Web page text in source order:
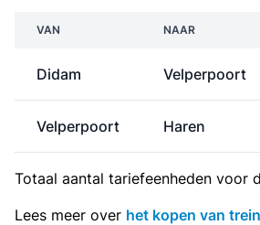
VAN NAAR
Didam Velperpoort
Velperpoort Haren
Totaal aantal tariefeenheden voor
Lees meer over het kopen van